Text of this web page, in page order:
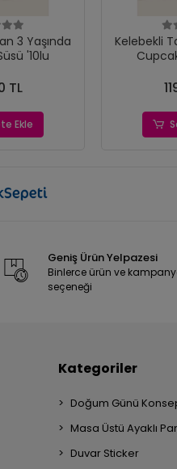
3 Yaşında
'10lu
TL
Ekle
Kelebekli
Geniş Ürün Yelpazesi
Binlerce ürün ve
seçeneği
Kategoriler
Doğum Günü
Masa Üstü Ayaklı
Duvar Sticker